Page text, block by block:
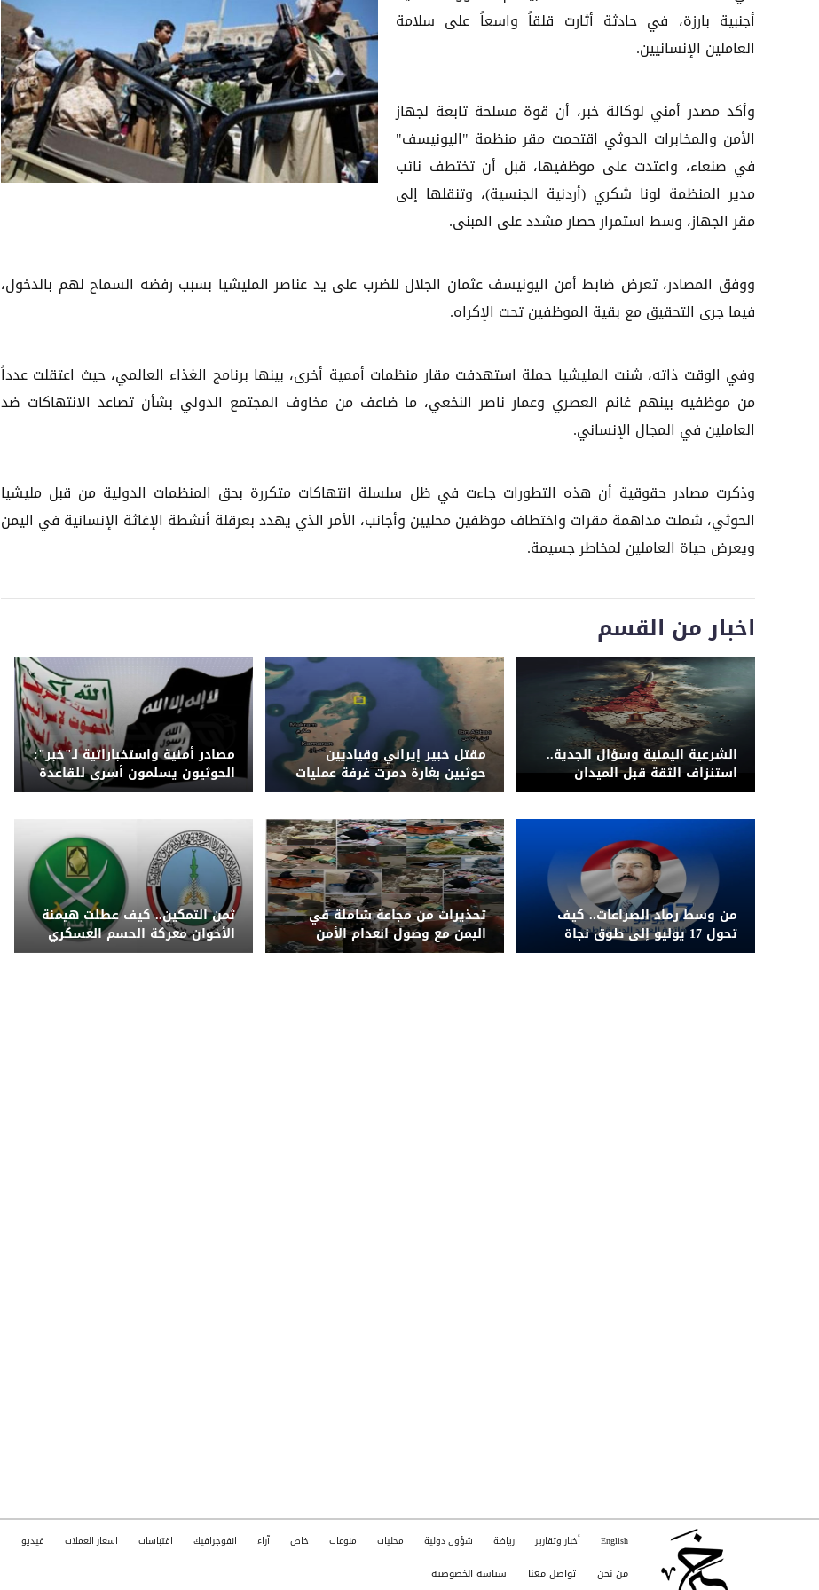
أجنبية بارزة، في حادثة أثارت قلقاً واسعاً على سلامة
العاملين الإنسانيين.
وأكد مصدر أمني لوكالة خبر، أن قوة مسلحة تابعة لجهاز
الأمن والمخابرات الحوثي اقتحمت مقر منظمة "اليونيسف"
في صنعاء، واعتدت على موظفيها، قبل أن تختطف نائب
مدير المنظمة لونا شكري (أردنية الجنسية)، وتنقلها إلى
مقر الجهاز، وسط استمرار حصار مشدد على المبنى.
ووفق المصادر، تعرض ضابط أمن اليونيسف عثمان الجلال للضرب على يد عناصر المليشيا بسبب رفضه السماح لهم بالدخول،
فيما جرى التحقيق مع بقية الموظفين تحت الإكراه.
وفي الوقت ذاته، شنت المليشيا حملة استهدفت مقار منظمات أممية أخرى، بينها برنامج الغذاء العالمي، حيث اعتقلت عدداً
من موظفيه بينهم غانم العصري وعمار ناصر النخعي، ما ضاعف من مخاوف المجتمع الدولي بشأن تصاعد الانتهاكات ضد
العاملين في المجال الإنساني.
وذكرت مصادر حقوقية أن هذه التطورات جاءت في ظل سلسلة انتهاكات متكررة بحق المنظمات الدولية من قبل مليشيا
الحوثي، شملت مداهمة مقرات واختطاف موظفين محليين وأجانب، الأمر الذي يهدد بعرقلة أنشطة الإغاثة الإنسانية في اليمن
ويعرض حياة العاملين لمخاطر جسيمة.
اخبار من القسم
الشرعية اليمنية وسؤال الجدية..
استنزاف الثقة قبل الميدان
مقتل خبير إيراني وقياديين
حوثيين بغارة دمرت غرفة عمليات
ومنصات صواريخ في كمران
مصادر أمنية واستخباراتية لـ"خبر":
الحوثيون يسلمون أسرى للقاعدة
بينهم سعودي ضمن صفقة
من وسط رماد الصراعات.. كيف
تحول 17 يوليو إلى طوق نجاة
لليمن الجمهوري
تحذيرات من مجاعة شاملة في
اليمن مع وصول انعدام الأمن
الغذائي لمستويات غير مسبوقة
ثمن التمكين.. كيف عطلت هيمنة
الأخوان معركة الحسم العسكري
في اليمن؟
English أخبار وتقارير رياضة شؤون دولية محليات منوعات خاص آراء انفوجرافيك اقتباسات اسعار العملات فيديو
من نحن تواصل معنا سياسة الخصوصية